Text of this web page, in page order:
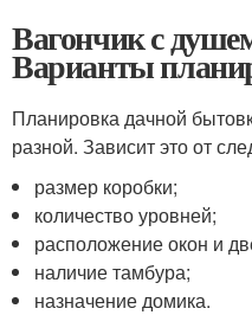
Вагончик с
Варианты
Планировка дачной
разной. Зависит это от
размер коробки;
количество уровней;
расположение окон и
наличие тамбура;
назначение домика.